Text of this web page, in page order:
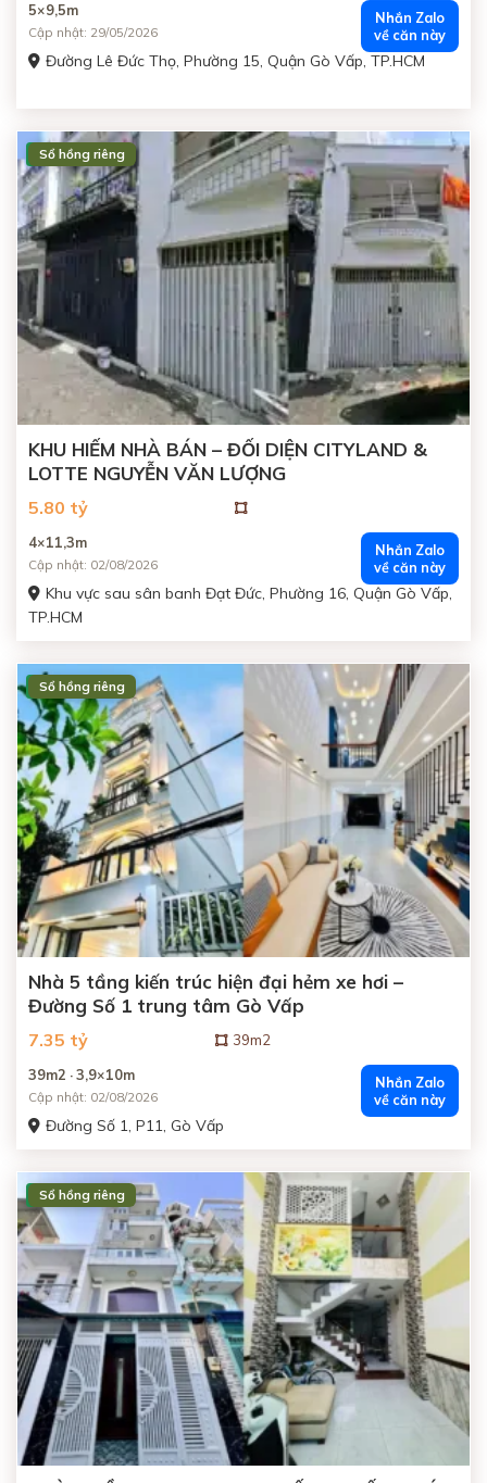
5×9,5m
Cập nhật: 29/05/2026
Nhắn Zalo
về căn này
Đường Lê Đức Thọ, Phường 15, Quận Gò Vấp, TP.HCM
ĐANG BÁN
Sổ hồng riêng
KHU HIẾM NHÀ BÁN – ĐỐI DIỆN CITYLAND &
LOTTE NGUYỄN VĂN LƯỢNG
5.80 tỷ
4×11,3m
Cập nhật: 02/08/2026
Nhắn Zalo
về căn này
Khu vực sau sân banh Đạt Đức, Phường 16, Quận Gò Vấp,
TP.HCM
ĐANG BÁN
Sổ hồng riêng
Nhà 5 tầng kiến trúc hiện đại hẻm xe hơi –
Đường Số 1 trung tâm Gò Vấp
7.35 tỷ
39m2
39m2 · 3,9×10m
Cập nhật: 02/08/2026
Nhắn Zalo
về căn này
Đường Số 1, P11, Gò Vấp
ĐANG BÁN
Sổ hồng riêng